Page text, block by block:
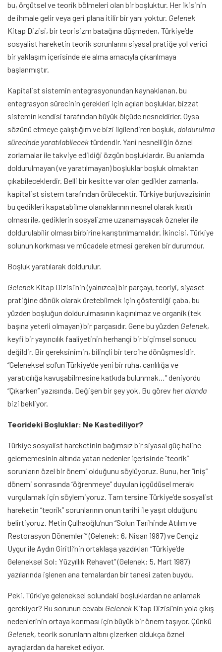
bu, örgütsel ve teorik bölmeleri olan bir boşluktur. Her ikisinin
de ihmale gelir veya geri plana itilir bir yanı yoktur. Gelenek
Kitap Dizisi, bir teorisizm batağına düşmeden, Türkiye’de
sosyalist hareketin teorik sorunlarını siyasal pratiğe yol verici
bir yaklaşım içerisinde ele alma amacıyla çıkarılmaya
başlanmıştır.
Kapitalist sistemin entegrasyonundan kaynaklanan, bu
entegrasyon sürecinin gerekleri için açılan boşluklar, bizzat
sistemin kendisi tarafından büyük ölçüde nesneldirler. Oysa
sözünü etmeye çalıştığım ve bizi ilgilendiren boşluk, doldurulma
sürecinde yaratılabilecektürdendir. Yani nesnelliğin öznel
zorlamalar ile takviye edildiği özgün boşluklardır. Bu anlamda
doldurulmayan (ve yaratılmayan) boşluklar boşluk olmaktan
çıkabileceklerdir. Belli bir kesitte var olan gedikler zamanla,
kapitalist sistem tarafından örülecektir. Türkiye burjuvazisinin
bu gedikleri kapatabilme olanaklarının nesnel olarak kısıtlı
olması ile, gediklerin sosyalizme uzanamayacak özneler ile
doldurulabilir olması birbirine karıştırılmamalıdır. İkincisi, Türkiye
solunun korkması ve mücadele etmesi gereken bir durumdur.
Boşluk yaratılarak doldurulur.
Gelenek Kitap Dizisi’nin (yalnızca) bir parçayı, teoriyi, siyaset
pratiğine dönük olarak üretebilmek için gösterdiği çaba, bu
yüzden boşluğun doldurulmasının kaçınılmaz ve organik (tek
başına yeterli olmayan) bir parçasıdır. Gene bu yüzden Gelenek,
keyfi bir yayıncılık faaliyetinin herhangi bir biçimsel sonucu
değildir. Bir gereksinimin, bilinçli bir tercihe dönüşmesidir.
“Geleneksel sol’un Türkiye’de yeni bir ruha, canlılığa ve
yaratıcılığa kavuşabilmesine katkıda bulunmak…” deniyordu
“Çıkarken” yazısında. Değişen bir şey yok. Bu görev her alanda
bizi bekliyor.
Teorideki Boşluklar: Ne Kastediliyor?
Türkiye sosyalist hareketinin bağımsız bir siyasal güç haline
gelememesinin altında yatan nedenler içerisinde “teorik”
sorunların özel bir önemi olduğunu söylüyoruz. Bunu, her “iniş”
dönemi sonrasında “öğrenmeye” duyulan içgüdüsel merakı
vurgulamak için söylemiyoruz. Tam tersine Türkiye’de sosyalist
hareketin “teorik” sorunlarının onun tarihi ile yaşıt olduğunu
belirtiyoruz. Metin Çulhaoğlu’nun “Solun Tarihinde Atılım ve
Restorasyon Dönemleri” (Gelenek: 6, Nisan 1987) ve Cengiz
Uygur ile Aydın Giritli’nin ortaklaşa yazdıkları “Türkiye’de
Geleneksel Sol: Yüzyıllık Rehavet” (Gelenek: 5, Mart 1987)
yazılarında işlenen ana temalardan bir tanesi zaten buydu.
Peki, Türkiye geleneksel solundaki boşluklardan ne anlamak
gerekiyor? Bu sorunun cevabı Gelenek Kitap Dizisi’nin yola çıkış
nedenlerinin ortaya konması için büyük bir önem taşıyor. Çünkü
Gelenek, teorik sorunların altını çizerken oldukça öznel
ayraçlardan da hareket ediyor.